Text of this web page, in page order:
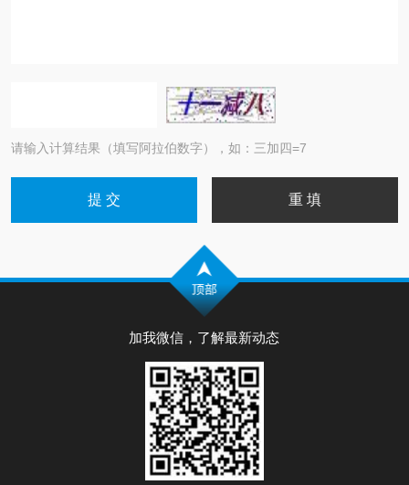
请输入计算结果（填写阿拉伯数字），如：三加四=7
加我微信，了解最新动态